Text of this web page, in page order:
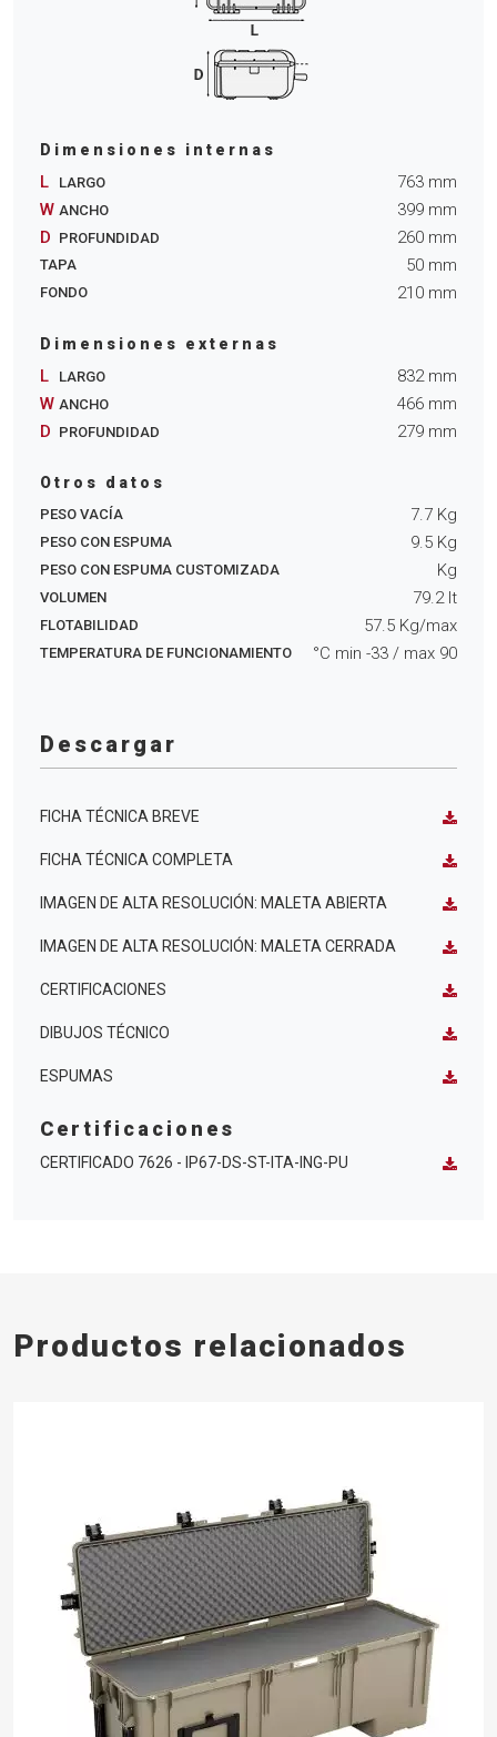
Dimensiones internas
L LARGO 763 mm
W ANCHO 399 mm
D PROFUNDIDAD 260 mm
TAPA 50 mm
FONDO 210 mm
Dimensiones externas
L LARGO 832 mm
W ANCHO 466 mm
D PROFUNDIDAD 279 mm
Otros datos
PESO VACÍA 7.7 Kg
PESO CON ESPUMA 9.5 Kg
PESO CON ESPUMA CUSTOMIZADA Kg
VOLUMEN 79.2 lt
FLOTABILIDAD 57.5 Kg/max
TEMPERATURA DE FUNCIONAMIENTO °C min -33 / max 90
Descargar
FICHA TÉCNICA BREVE
FICHA TÉCNICA COMPLETA
IMAGEN DE ALTA RESOLUCIÓN: MALETA ABIERTA
IMAGEN DE ALTA RESOLUCIÓN: MALETA CERRADA
CERTIFICACIONES
DIBUJOS TÉCNICO
ESPUMAS
Certificaciones
CERTIFICADO 7626 - IP67-DS-ST-ITA-ING-PU
Productos relacionados